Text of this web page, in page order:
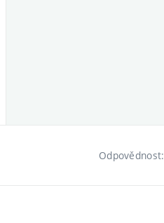
Odpovědnost: